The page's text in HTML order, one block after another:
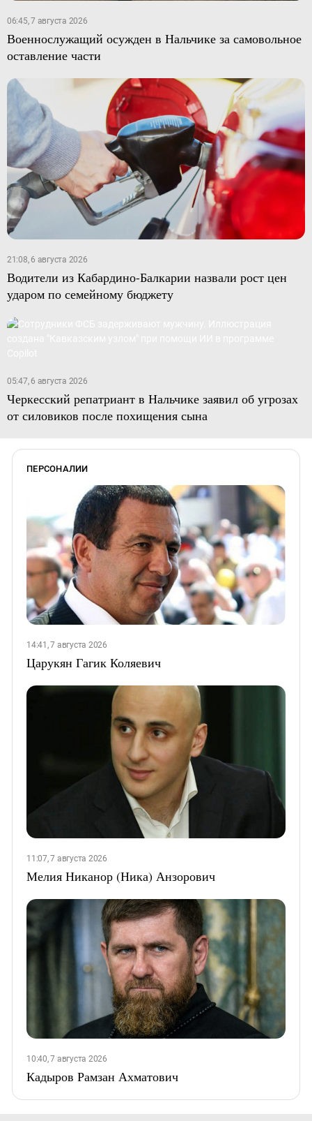
06:45, 7 августа 2026
Военнослужащий осужден в Нальчике за самовольное
оставление части
21:08, 6 августа 2026
Водители из Кабардино-Балкарии назвали рост цен
ударом по семейному бюджету
05:47, 6 августа 2026
Черкесский репатриант в Нальчике заявил об угрозах
от силовиков после похищения сына
ПЕРСОНАЛИИ
14:41, 7 августа 2026
Царукян Гагик Коляевич
11:07, 7 августа 2026
Мелия Никанор (Ника) Анзорович
10:40, 7 августа 2026
Кадыров Рамзан Ахматович